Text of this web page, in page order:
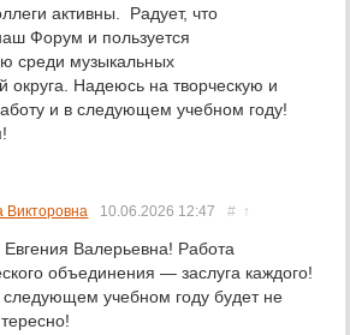
активны. Радует, что
Форум и пользуется
среди музыкальных
округа. Надеюсь на творческую и
и в следующем учебном году!
10.06.2026 12:47 # ↑
Валерьевна! Работа
объединения — заслуга каждого!
учебном году будет не